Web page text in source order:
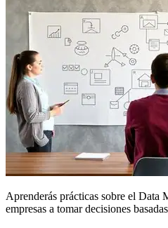
Aprenderás prácticas sobre el Data
empresas a tomar decisiones